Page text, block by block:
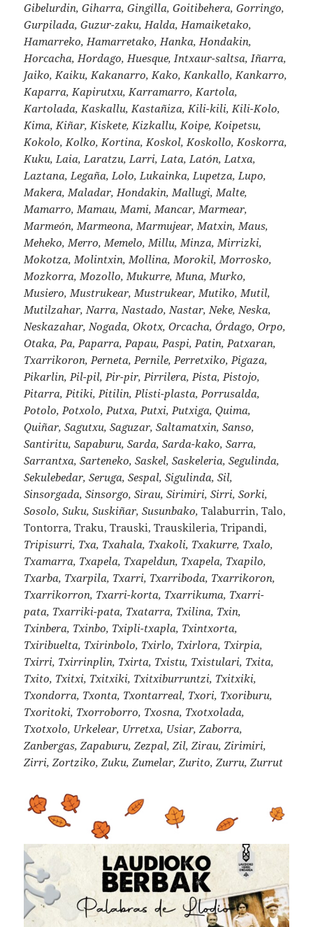
Gibelurdin, Giharra, Gingilla, Goitibehera, Gorringo,
Gurpilada, Guzur-zaku, Halda, Hamaiketako,
Hamarreko, Hamarretako, Hanka, Hondakin,
Horcacha, Hordago, Huesque, Intxaur-saltsa, Iñarra,
Jaiko, Kaiku, Kakanarro, Kako, Kankallo, Kankarro,
Kaparra, Kapirutxu, Karramarro, Kartola,
Kartolada, Kaskallu, Kastañiza, Kili-kili, Kili-Kolo,
Kima, Kiñar, Kiskete, Kizkallu, Koipe, Koipetsu,
Kokolo, Kolko, Kortina, Koskol, Koskollo, Koskorra,
Kuku, Laia, Laratzu, Larri, Lata, Latón, Latxa,
Laztana, Legaña, Lolo, Lukainka, Lupetza, Lupo,
Makera, Maladar, Hondakin, Mallugi, Malte,
Mamarro, Mamau, Mami, Mancar, Marmear,
Marmeón, Marmeona, Marmujear, Matxin, Maus,
Meheko, Merro, Memelo, Millu, Minza, Mirrizki,
Mokotza, Molintxin, Mollina, Morokil, Morrosko,
Mozkorra, Mozollo, Mukurre, Muna, Murko,
Musiero, Mustrukear, Mustrukear, Mutiko, Mutil,
Mutilzahar, Narra, Nastado, Nastar, Neke, Neska,
Neskazahar, Nogada, Okotx, Orcacha, Órdago, Orpo,
Otaka, Pa, Paparra, Papau, Paspi, Patin, Patxaran,
Txarrikoron, Perneta, Pernile, Perretxiko, Pigaza,
Pikarlin, Pil-pil, Pir-pir, Pirrilera, Pista, Pistojo,
Pitarra, Pitiki, Pitilin, Plisti-plasta, Porrusalda,
Potolo, Potxolo, Putxa, Putxi, Putxiga, Quima,
Quiñar, Sagutxu, Saguzar, Saltamatxin, Sanso,
Santiritu, Sapaburu, Sarda, Sarda-kako, Sarra,
Sarrantxa, Sarteneko, Saskel, Saskeleria, Segulinda,
Sekulebedar, Seruga, Sespal, Sigulinda, Sil,
Sinsorgada, Sinsorgo, Sirau, Sirimiri, Sirri, Sorki,
Sosolo, Suku, Suskiñar, Susunbako, Talaburrin, Talo,
Tontorra, Traku, Trauski, Trauskileria, Tripandi,
Tripisurri, Txa, Txahala, Txakoli, Txakurre, Txalo,
Txamarra, Txapela, Txapeldun, Txapela, Txapilo,
Txarba, Txarpila, Txarri, Txarriboda, Txarrikoron,
Txarrikorron, Txarri-korta, Txarrikuma, Txarri-
pata, Txarriki-pata, Txatarra, Txilina, Txin,
Txinbera, Txinbo, Txipli-txapla, Txintxorta,
Txiribuelta, Txirinbolo, Txirlo, Txirlora, Txirpia,
Txirri, Txirrinplin, Txirta, Txistu, Txistulari, Txita,
Txito, Txitxi, Txitxiki, Txitxiburruntzi, Txitxiki,
Txondorra, Txonta, Txontarreal, Txori, Txoriburu,
Txoritoki, Txorroborro, Txosna, Txotxolada,
Txotxolo, Urkelear, Urretxa, Usiar, Zaborra,
Zanbergas, Zapaburu, Zezpal, Zil, Zirau, Zirimiri,
Zirri, Zortziko, Zuku, Zumelar, Zurito, Zurru, Zurrut